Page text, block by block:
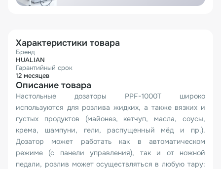
Характеристики товара
Бренд
HUALIAN
Гарантийный срок
12 месяцев
Описание товара
Настольные дозаторы PPF-1000Т широко
используются для розлива жидких, а также вязких и
густых продуктов (майонез, кетчуп, масла, соусы,
крема, шампуни, гели, распущенный мёд и пр.).
Дозатор может работать как в автоматическом
режиме (с панели управления), так и от ножной
педали, розлив может осуществляться в любую тару: